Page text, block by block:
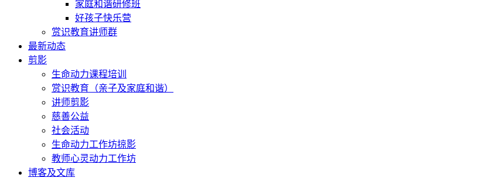
家庭和谐研修班
好孩子快乐营
赏识教育讲师群
最新动态
剪影
生命动力课程培训
赏识教育（亲子及家庭和谐）
讲师剪影
慈善公益
社会活动
生命动力工作坊掠影
教师心灵动力工作坊
博客及文库